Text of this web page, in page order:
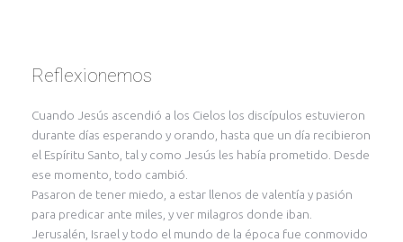
Reflexionemos
Cuando Jesús ascendió a los Cielos los discípulos estuvieron
durante días esperando y orando, hasta que un día recibieron
el Espíritu Santo, tal y como Jesús les había prometido. Desde
ese momento, todo cambió.
Pasaron de tener miedo, a estar llenos de valentía y pasión
para predicar ante miles, y ver milagros donde iban.
Jerusalén, Israel y todo el mundo de la época fue conmovido